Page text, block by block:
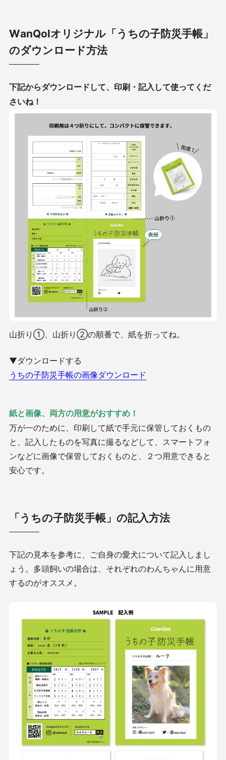
WanQolオリジナル「うちの子防災手帳」
のダウンロード方法
下記からダウンロードして、印刷・記入して使ってくだ
さいね！
山折り①、山折り②の順番で、紙を折ってね。
▼ダウンロードする
うちの子防災手帳の画像ダウンロード
紙と画像、両方の用意がおすすめ！
万が一のために、印刷して紙で手元に保管しておくもの
と、記入したものを写真に撮るなどして、スマートフォ
ンなどに画像で保管しておくものと、２つ用意できると
安心です。
「うちの子防災手帳」の記入方法
下記の見本を参考に、ご自身の愛犬について記入しまし
ょう。多頭飼いの場合は、それぞれのわんちゃんに用意
するのがオススメ。